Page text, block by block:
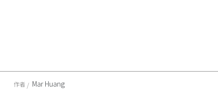
作者 Mar Huang